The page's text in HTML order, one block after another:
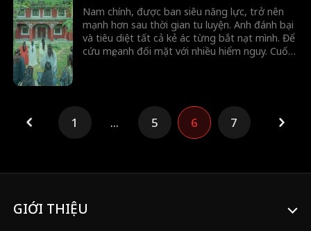
Nam chính, được ban siêu năng lực, trở nên
mạnh hơn sau thời gian tu luyện. Anh đánh bại
và tiêu diệt tất cả kẻ ác từng bắt nạt mình. Để
cứu mẹ, anh đối mặt với nhiều hiểm nguy. Cuối
1 ... 5 6 7
GIỚI THIỆU